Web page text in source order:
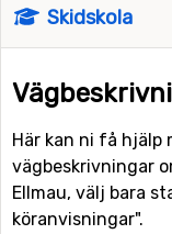
Skidskola
Här kan ni få hjälp
vägbeskrivningar
Ellmau, välj bara
köranvisningar".